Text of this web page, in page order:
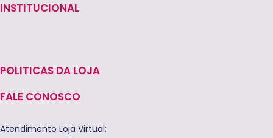
INSTITUCIONAL
POLITICAS DA LOJA
FALE CONOSCO
Atendimento Loja Virtual: